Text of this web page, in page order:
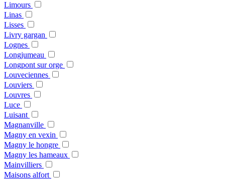
Limours
Linas
Lisses
Livry gargan
Lognes
Longjumeau
Longpont sur orge
Louveciennes
Louviers
Louvres
Luce
Luisant
Magnanville
Magny en vexin
Magny le hongre
Magny les hameaux
Mainvilliers
Maisons alfort